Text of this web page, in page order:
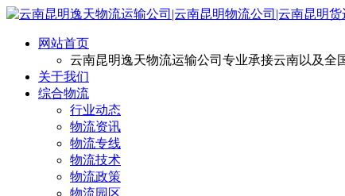
网站首页
云南昆明逸天物流运输公司专业承接云南以及全
关于我们
综合物流
行业动态
物流资讯
物流专线
物流技术
物流政策
物流园区